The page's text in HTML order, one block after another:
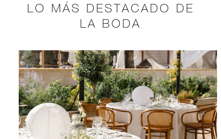
LO MÁS DESTACADO DE
LA BODA